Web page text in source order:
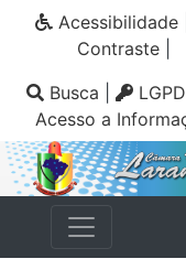
Acessibilidade|
Contraste|
Busca LGPD
Acesso a